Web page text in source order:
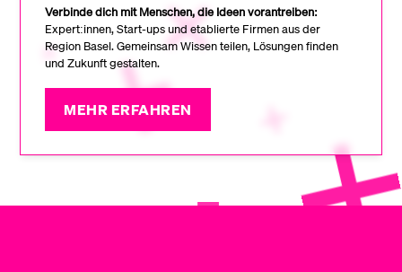
Verbinde dich mit Menschen, die Ideen vorantreiben:
Expert:innen, Start-ups und etablierte Firmen aus der
Region Basel. Gemeinsam Wissen teilen, Lösungen finden
und Zukunft gestalten.
MEHR ERFAHREN